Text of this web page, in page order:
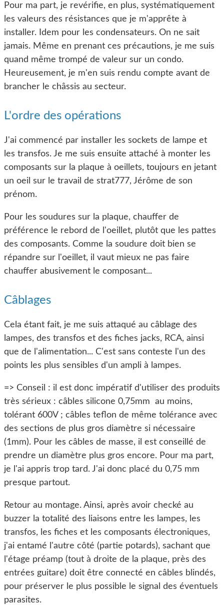
Pour ma part, je revérifie, en plus, systématiquement
les valeurs des résistances que je m'apprête à
installer. Idem pour les condensateurs. On ne sait
jamais. Même en prenant ces précautions, je me suis
quand même trompé de valeur sur un condo.
Heureusement, je m'en suis rendu compte avant de
brancher le châssis au secteur.
L'ordre des opérations
J'ai commencé par installer les sockets de lampe et
les transfos. Je me suis ensuite attaché à monter les
composants sur la plaque à oeillets, toujours en jetant
un oeil sur le travail de strat777, Jérôme de son
prénom.
Pour les soudures sur la plaque, chauffer de
préférence le rebord de l'oeillet, plutôt que les pattes
des composants. Comme la soudure doit bien se
répandre sur l'oeillet, il vaut mieux ne pas faire
chauffer abusivement le composant...
Câblages
Cela étant fait, je me suis attaqué au câblage des
lampes, des transfos et des fiches jacks, RCA, ainsi
que de l'alimentation... C'est sans conteste l'un des
points les plus sensibles d'un ampli à lampes.
=> Conseil : il est donc impératif d'utiliser des produits
très sérieux : câbles silicone 0,75mm au moins,
tolérant 600V ; câbles teflon de même tolérance avec
des sections de plus gros diamètre si nécessaire
(1mm). Pour les câbles de masse, il est conseillé de
prendre un diamètre plus gros encore. Pour ma part,
je l'ai appris trop tard. J'ai donc placé du 0,75 mm
presque partout.
Retour au montage. Ainsi, après avoir checké au
buzzer la totalité des liaisons entre les lampes, les
transfos, les fiches et les composants électroniques,
j'ai entamé l'autre côté (partie potards), sachant que
l'étage préamp (tout à droite de la plaque, près des
entrées guitare) doit être connecté en câbles blindés,
pour préserver le plus possible le signal des éventuels
parasites.